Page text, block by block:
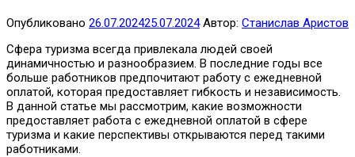
Опубликовано 26.07.202425.07.2024Автор: Станислав Аристов
Сфера туризма всегда привлекала людей своей
динамичностью и разнообразием. В последние годы все
больше работников предпочитают работу с ежедневной
оплатой, которая предоставляет гибкость и независимость.
В данной статье мы рассмотрим, какие возможности
предоставляет работа с ежедневной оплатой в сфере
туризма и какие перспективы открываются перед такими
работниками.